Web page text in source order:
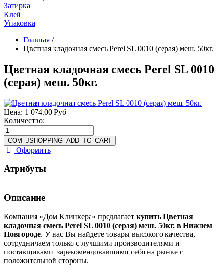
Затирка
Клей
Упаковка
Главная /
Цветная кладочная смесь Perel SL 0010 (серая) меш. 50кг.
Цветная кладочная смесь Perel SL 0010
(серая) меш. 50кг.
Цена: 1 074.00 Руб
Количество:
Оформить
Атрибуты
Описание
Компания «Дом Клинкера» предлагает купить Цветная
кладочная смесь Perel SL 0010 (серая) меш. 50кг. в Нижнем
Новгороде. У нас Вы найдете товары высокого качества,
сотрудничаем только с лучшими производителями и
поставщиками, зарекомендовавшими себя на рынке с
положительной стороны.